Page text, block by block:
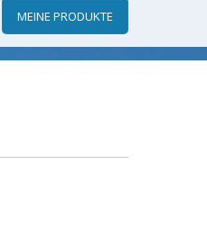
MEINE PRODUKTE